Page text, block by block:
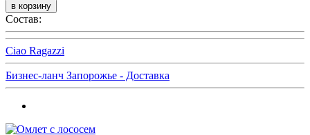
Состав:
Ciao Ragazzi
Бизнес-ланч Запорожье - Доставка